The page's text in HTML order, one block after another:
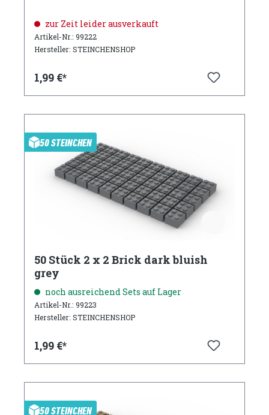
zur Zeit leider ausverkauft
Artikel-Nr.: 99222
Hersteller: STEINCHENSHOP
1,99 €*
50 STEINCHEN
50 Stück 2 x 2 Brick dark bluish
grey
noch ausreichend Sets auf Lager
Artikel-Nr.: 99223
Hersteller: STEINCHENSHOP
1,99 €*
50 STEINCHEN